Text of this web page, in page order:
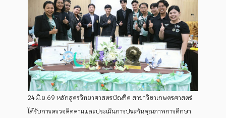
24 มิ.ย.69 หลักสูตรวิทยาศาสตรบัณฑิต สาขาวิชาเกษตรศาสตร์
ได้รับการตรวจติดตามและประเมินการประกันคุณภาพการศึกษา